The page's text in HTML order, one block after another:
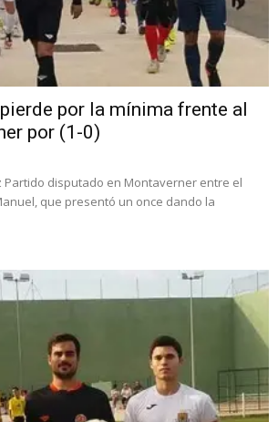
por la mínima frente al
por (1-0)
Partido disputado en Montaverner entre el
que presentó un once dando la